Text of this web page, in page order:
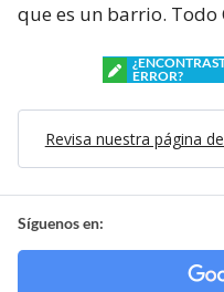
que es un barrio. Todo
ERROR?
Revisa nuestra página
Síguenos en: